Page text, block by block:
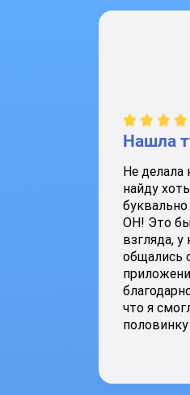
Нашла
Не делала
найду
ОН! Это
взгляда,
общались
что я